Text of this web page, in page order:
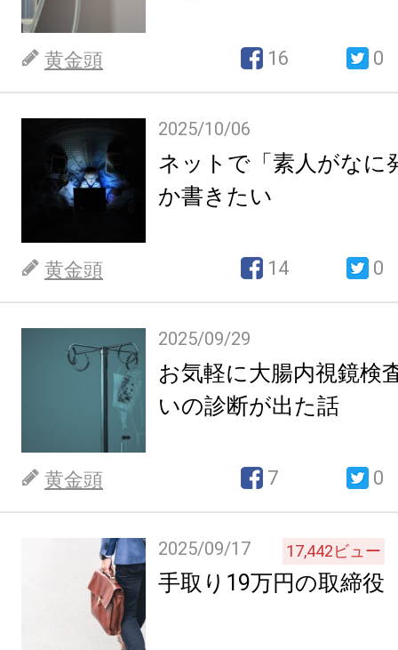
黄金頭 16 0
2025/10/06
ネットで「素人がなに
か書きたい
黄金頭 14 0
2025/09/29
お気軽に大腸内視鏡検
いの診断が出た話
黄金頭 7 0
2025/09/17 17,442ビュー
手取り19万円の取締役